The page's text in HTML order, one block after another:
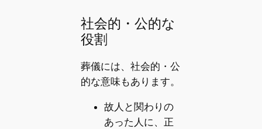
社会的・公的な
役割
葬儀には、社会的・公
的な意味もあります。
故人と関わりの
あった人に、正